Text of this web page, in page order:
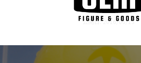
おもちゃ選び
公開日: 2016/06/13